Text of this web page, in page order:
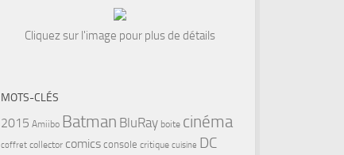
Cliquez sur l'image pour plus de détails
MOTS-CLÉS
2015 Amiibo Batman BluRay boite cinéma
coffret collector comics console critique cuisine DC